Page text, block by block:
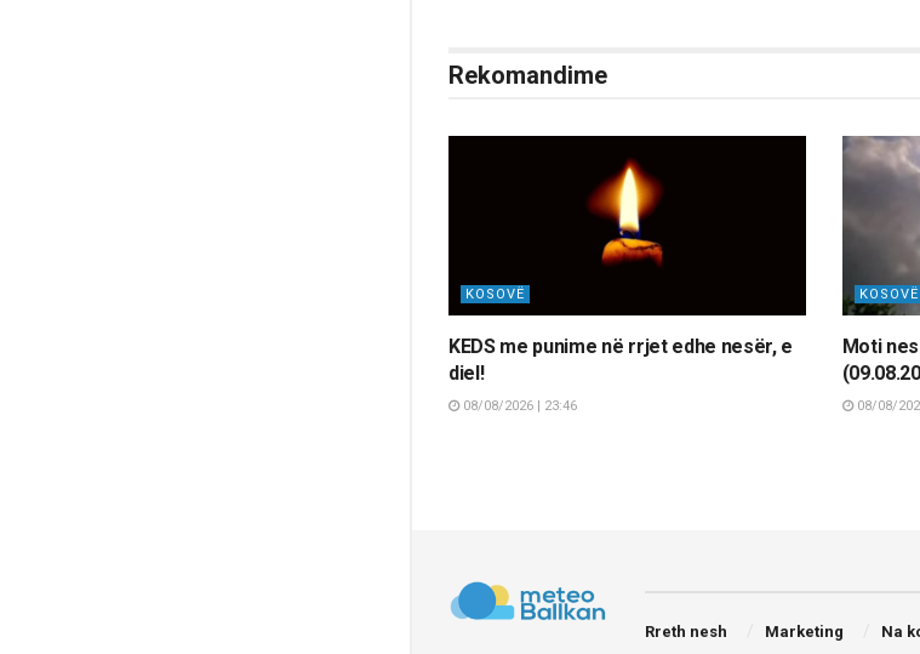
Rekomandime
KOSOVË
KEDS me punime në rrjet edhe nesër, e
diel!
08/08/2026 | 23:46
KOSOVË
Moti
08/08/
Rreth nesh Marketing Na